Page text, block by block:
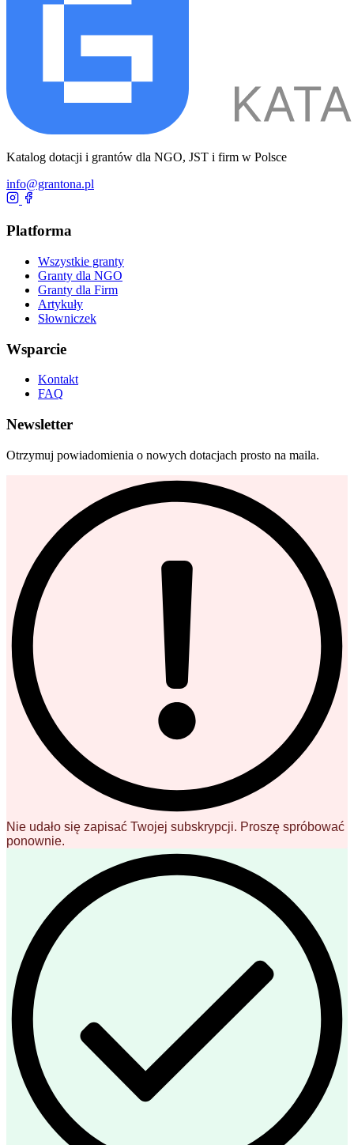
Katalog dotacji i grantów dla NGO, JST i firm w Polsce
info@grantona.pl
Platforma
Wszystkie granty
Granty dla NGO
Granty dla Firm
Artykuły
Słowniczek
Wsparcie
Kontakt
FAQ
Newsletter
Otrzymuj powiadomienia o nowych dotacjach prosto na maila.
Nie udało się zapisać Twojej subskrypcji. Proszę spróbować
ponownie.